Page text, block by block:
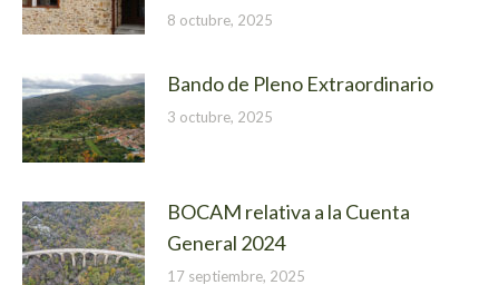
8 octubre, 2025
Bando de Pleno Extraordinario
3 octubre, 2025
BOCAM relativa a la Cuenta
General 2024
17 septiembre, 2025